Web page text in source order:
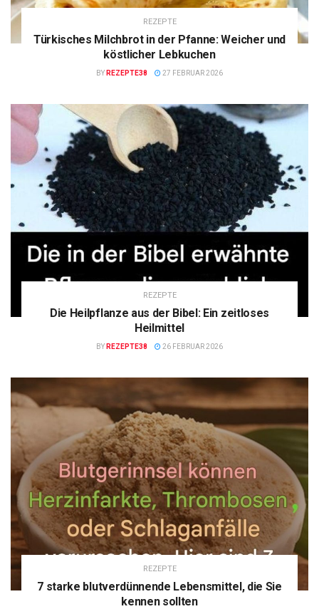
REZEPTE
Türkisches Milchbrot in der Pfanne: Weicher und
köstlicher Lebkuchen
BY REZEPTE38 27 FEBRUAR 2026
REZEPTE
Die Heilpflanze aus der Bibel: Ein zeitloses
Heilmittel
BY REZEPTE38 26 FEBRUAR 2026
REZEPTE
7 starke blutverdünnende Lebensmittel, die Sie
kennen sollten